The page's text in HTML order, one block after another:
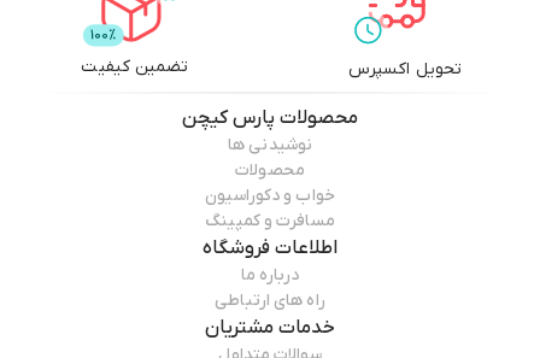
تحویل اکسپرس تضمین کیفیت
محصولات پارس کیچن
نوشیدنی ها
محصولات
خواب و دکوراسیون
مسافرت و کمپینگ
اطلاعات فروشگاه
درباره ما
راه های ارتباطی
خدمات مشتریان